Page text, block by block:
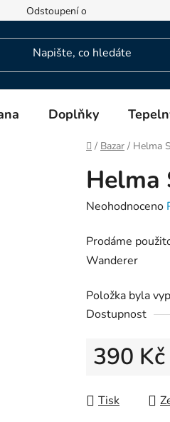
Odstoupení od smlouvy
Doplňky
Domů
/ Bazar / Helma
Helma
Průměrné
produktu
je
z
5
Neohodnoceno
Prodáme
Wanderer
Položka byla
Dostupnost
390 Kč
Tisk